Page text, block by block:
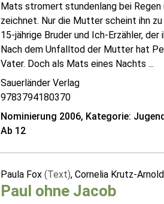
Mats stromert stundenlang bei
zeichnet. Nur die Mutter scheint ihn
15-jährige Bruder und Ich-Erzähler,
Nach dem Unfalltod der Mutter hat
Vater. Doch als Mats eines Nachts ...
Sauerländer Verlag
9783794180370
Nominierung 2006, Kategorie:
Ab 12
Paula Fox (Text), Cornelia Krutz-Arnold
Paul ohne Jacob